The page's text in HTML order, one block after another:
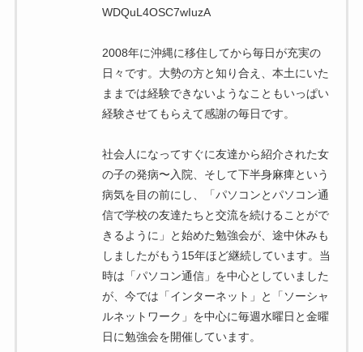
WDQuL4OSC7wIuzA
2008年に沖縄に移住してから毎日が充実の
日々です。大勢の方と知り合え、本土にいた
ままでは経験できないようなこともいっぱい
経験させてもらえて感謝の毎日です。
社会人になってすぐに友達から紹介された女
の子の発病〜入院、そして下半身麻痺という
病気を目の前にし、「パソコンとパソコン通
信で学校の友達たちと交流を続けることがで
きるように」と始めた勉強会が、途中休みも
しましたがもう15年ほど継続しています。当
時は「パソコン通信」を中心としていました
が、今では「インターネット」と「ソーシャ
ルネットワーク」を中心に毎週水曜日と金曜
日に勉強会を開催しています。